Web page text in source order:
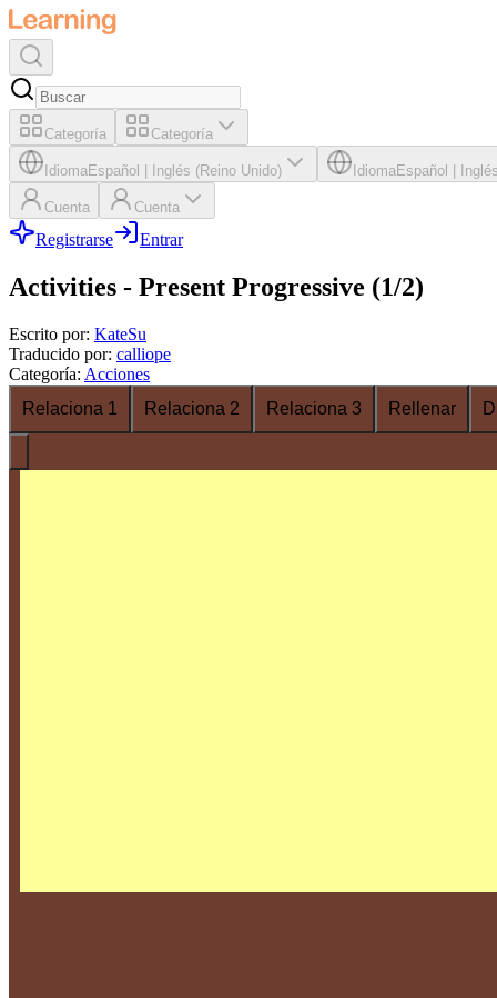
Categoría Categoría
IdiomaEspañol Inglés (Reino Unido) IdiomaEspañol
Cuenta Cuenta
Registrarse Entrar
Activities - Present Progressive (1/2)
Escrito por: KateSu
Traducido por: calliope
Categoría: Acciones
Relaciona 1
Relaciona 2 Relaciona 3 Rellenar